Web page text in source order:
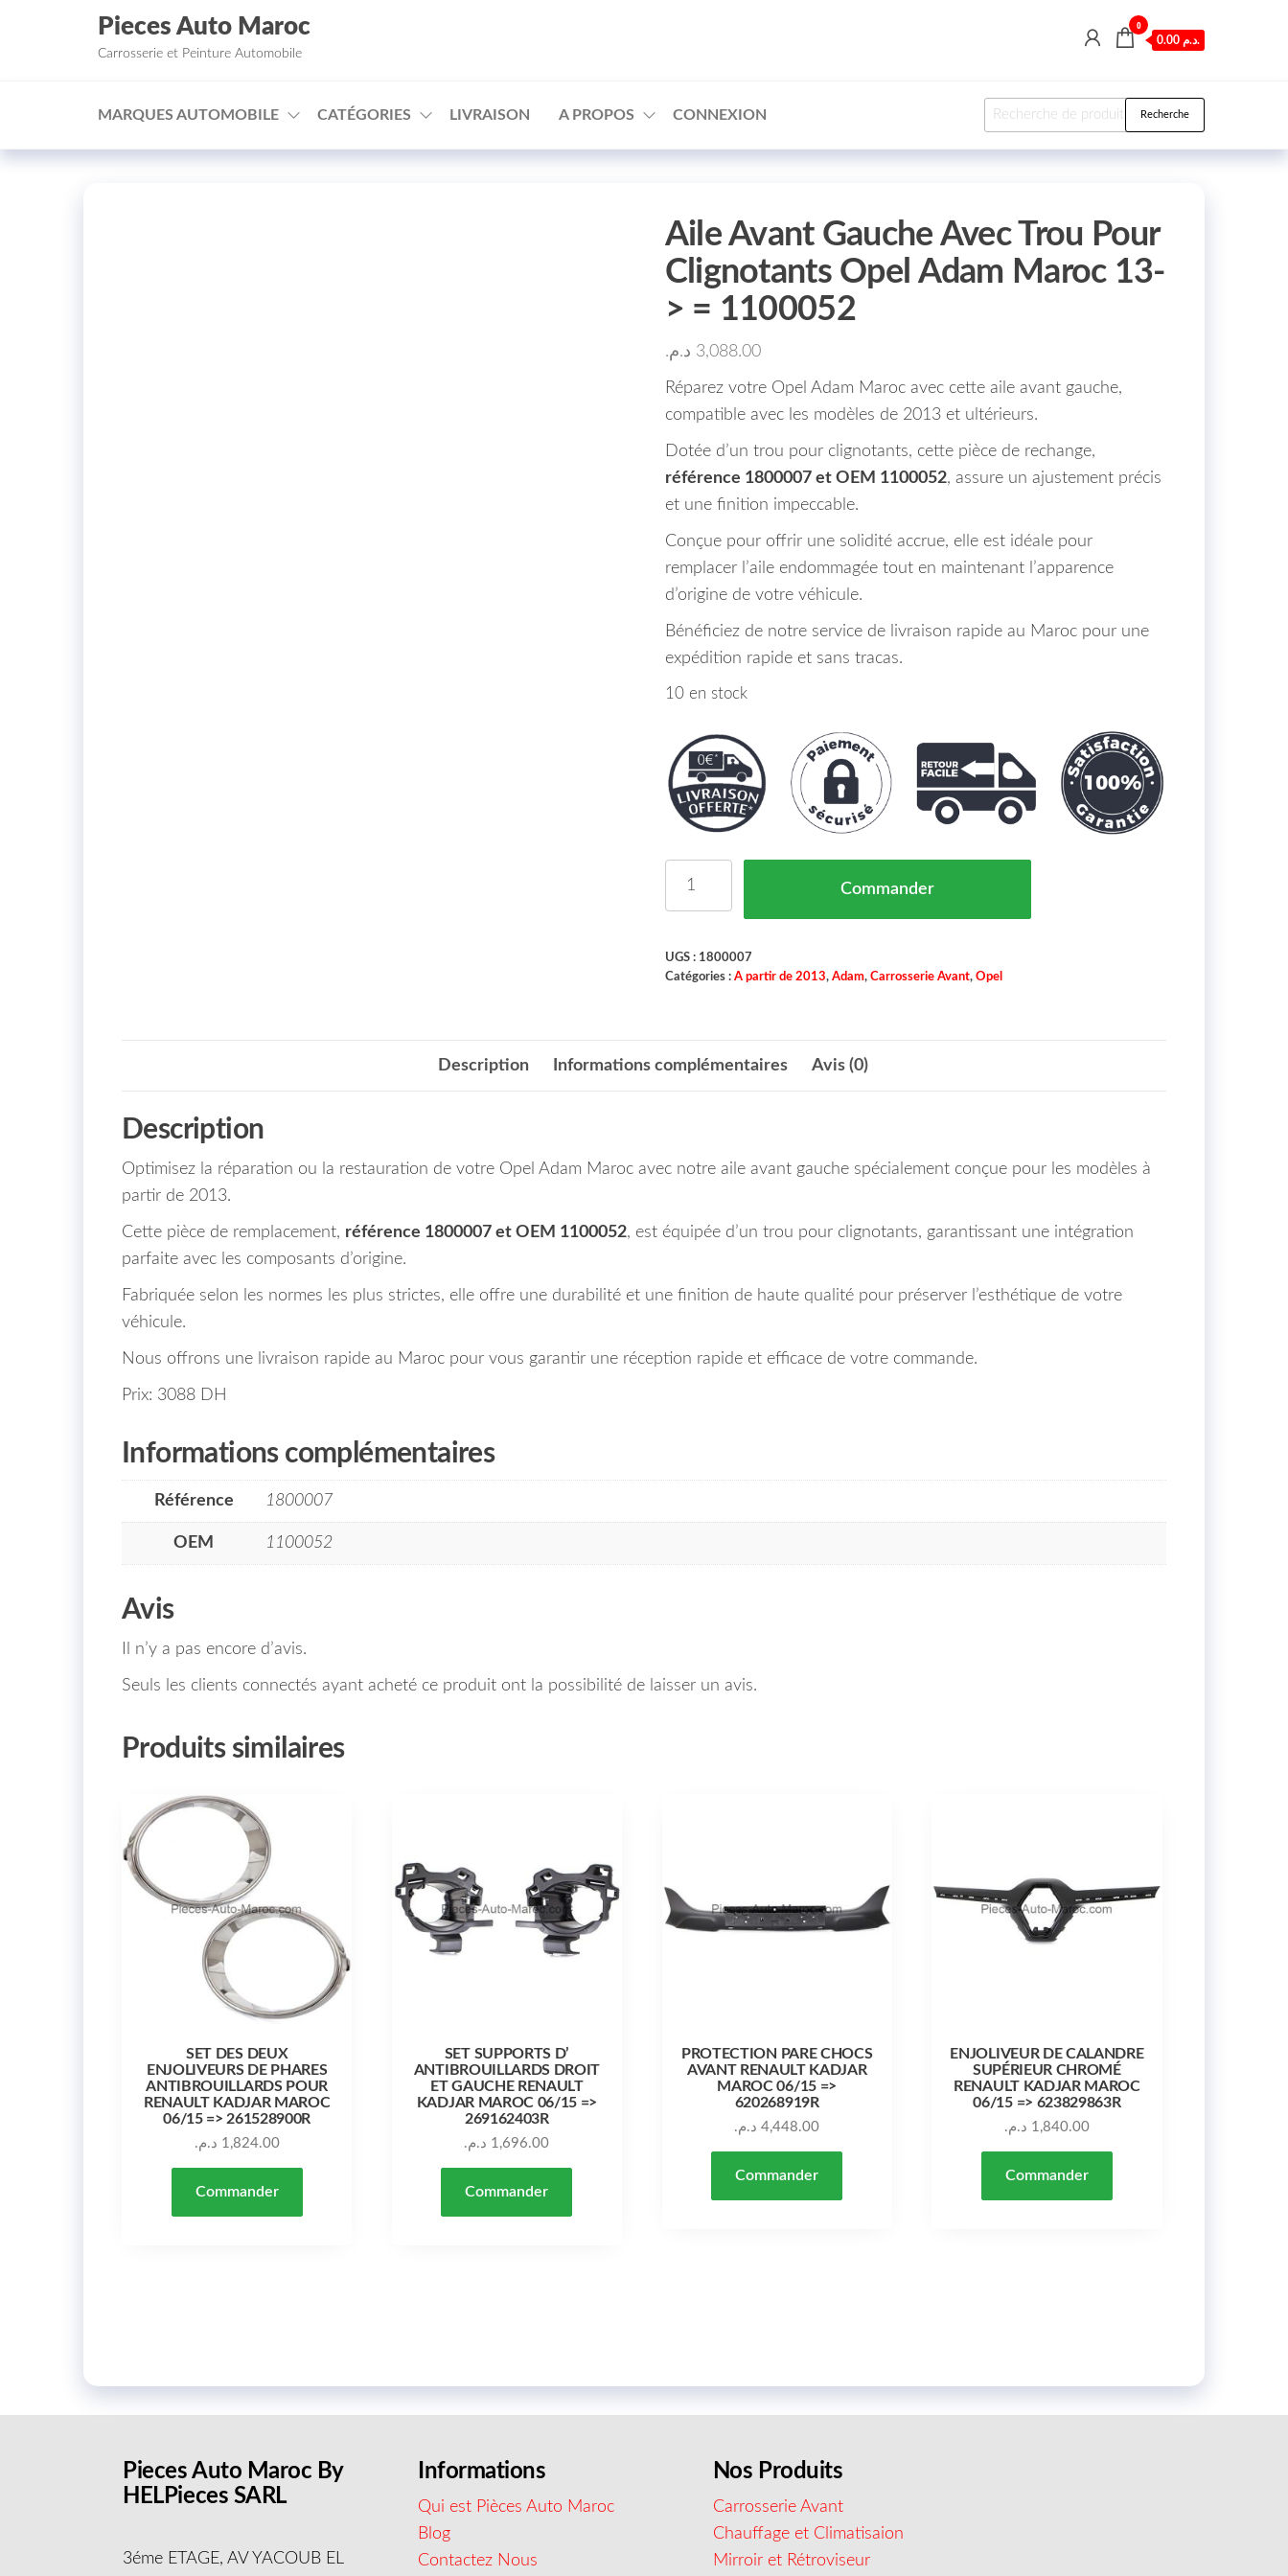
□
Aller au contenu
Pieces Auto Maroc
Carrosserie et Peinture Automobile
0
0.00 د.م.
MARQUES AUTOMOBILE CATÉGORIES LIVRAISON A PROPOS CONNEXION Recherche pour : Recherche
Aile Avant Gauche Avec Trou Pour
Clignotants Opel Adam Maroc 13-
> = 1100052
3,088.00 د.م.
Réparez votre Opel Adam Maroc avec cette aile avant gauche,
compatible avec les modèles de 2013 et ultérieurs.
Dotée d’un trou pour clignotants, cette pièce de rechange,
référence 1800007 et OEM 1100052, assure un ajustement précis
et une finition impeccable.
Conçue pour offrir une solidité accrue, elle est idéale pour
remplacer l’aile endommagée tout en maintenant l’apparence
d’origine de votre véhicule.
Bénéficiez de notre service de livraison rapide au Maroc pour une
expédition rapide et sans tracas.
10 en stock
Commander
UGS : 1800007
Catégories : A partir de 2013, Adam, Carrosserie Avant, Opel
Description Informations complémentaires Avis (0)
Description
Optimisez la réparation ou la restauration de votre Opel Adam Maroc avec notre aile avant gauche spécialement conçue pour les modèles à
partir de 2013.
Cette pièce de remplacement, référence 1800007 et OEM 1100052, est équipée d’un trou pour clignotants, garantissant une intégration
parfaite avec les composants d’origine.
Fabriquée selon les normes les plus strictes, elle offre une durabilité et une finition de haute qualité pour préserver l’esthétique de votre
véhicule.
Nous offrons une livraison rapide au Maroc pour vous garantir une réception rapide et efficace de votre commande.
Prix: 3088 DH
Informations complémentaires
Référence 1800007
OEM 1100052
Avis
Il n’y a pas encore d’avis.
Seuls les clients connectés ayant acheté ce produit ont la possibilité de laisser un avis.
Produits similaires
SET DES DEUX
ENJOLIVEURS DE PHARES
ANTIBROUILLARDS POUR
RENAULT KADJAR MAROC
06/15 => 261528900R
1,824.00 د.م.
Commander
SET SUPPORTS D’
ANTIBROUILLARDS DROIT
ET GAUCHE RENAULT
KADJAR MAROC 06/15 =>
269162403R
1,696.00 د.م.
Commander
PROTECTION PARE CHOCS
AVANT RENAULT KADJAR
MAROC 06/15 =>
620268919R
4,448.00 د.م.
Commander
ENJOLIVEUR DE CALANDRE
SUPÉRIEUR CHROMÉ
RENAULT KADJAR MAROC
06/15 => 623829863R
1,840.00 د.م.
Commander
Pieces Auto Maroc By
HELPieces SARL
3éme ETAGE, AV YACOUB EL
Informations
Qui est Pièces Auto Maroc
Blog
Contactez Nous
Nos Produits
Carrosserie Avant
Chauffage et Climatisaion
Mirroir et Rétroviseur